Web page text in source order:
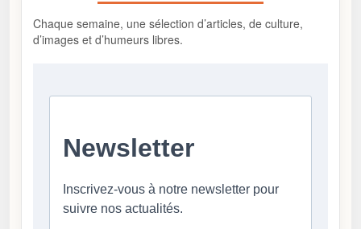
Chaque semaine, une sélection d’articles, de culture,
d’images et d’humeurs libres.